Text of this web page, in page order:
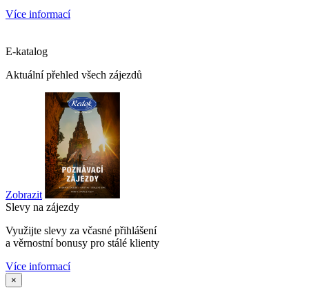
Více informací
E-katalog
Aktuální přehled všech zájezdů
Zobrazit
Slevy na zájezdy
Využijte slevy za včasné přihlášení
a věrnostní bonusy pro stálé klienty
Více informací
×